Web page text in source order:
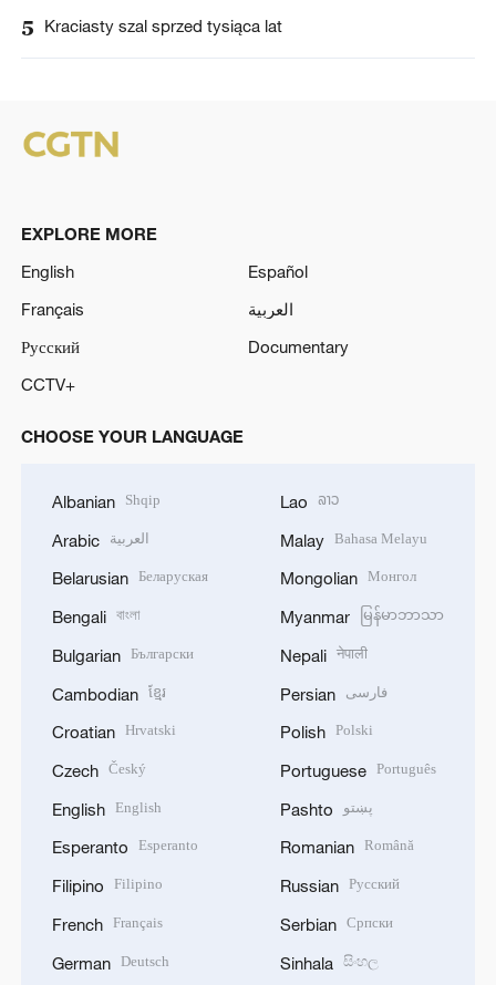
5 Kraciasty szal sprzed tysiąca lat
EXPLORE MORE
English
Español
Français
العربية
Русский
Documentary
CCTV+
CHOOSE YOUR LANGUAGE
Albanian Shqip
Arabic العربية
Belarusian Беларуская
Bengali বাংলা
Bulgarian Български
Cambodian ខ្មែរ
Croatian Hrvatski
Czech Český
English English
Esperanto Esperanto
Filipino Filipino
French Français
German Deutsch
Lao ລາວ
Malay Bahasa Melayu
Mongolian Монгол
Myanmar မြန်မာဘာသာ
Nepali नेपाली
Persian فارسی
Polish Polski
Portuguese Português
Pashto پښتو
Romanian Română
Russian Русский
Serbian Српски
Sinhala සිංහල